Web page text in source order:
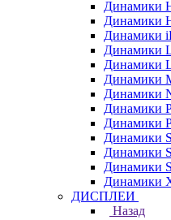
Динамики
Динамики
Динамики
Динамики
Динамики
Динамики
Динамики
Динамики
Динамики
Динамики
Динамики
Динамики
Динамики
ДИСПЛЕИ
Назад